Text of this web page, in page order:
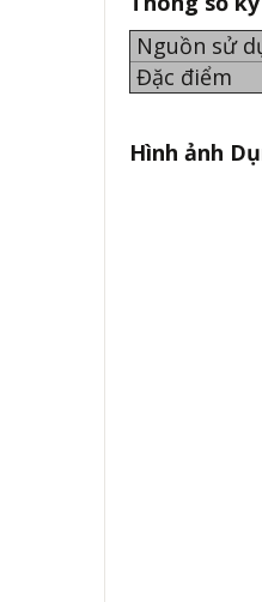
Nguồn sử
Đặc điểm
Hình ảnh